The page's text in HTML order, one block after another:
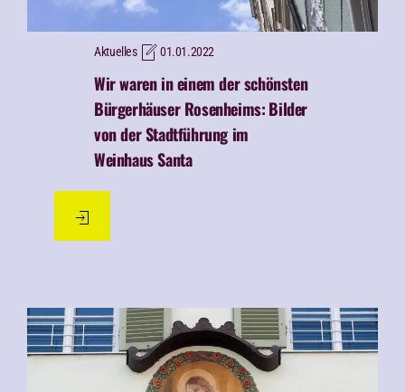
Aktuelles 01.01.2022
Wir waren in einem der schönsten
Bürgerhäuser Rosenheims:Bilder
von der Stadtführung im
Weinhaus Santa